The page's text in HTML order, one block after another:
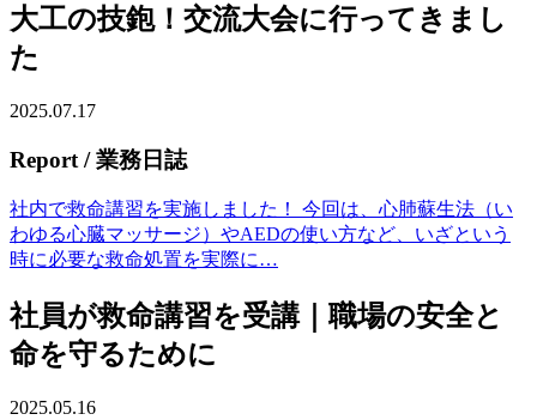
大工の技鉋！交流大会に行ってきまし
た
2025.07.17
Report / 業務日誌
社内で救命講習を実施しました！ 今回は、心肺蘇生法（い
わゆる心臓マッサージ）やAEDの使い方など、いざという
時に必要な救命処置を実際に…
社員が救命講習を受講｜職場の安全と
命を守るために
2025.05.16